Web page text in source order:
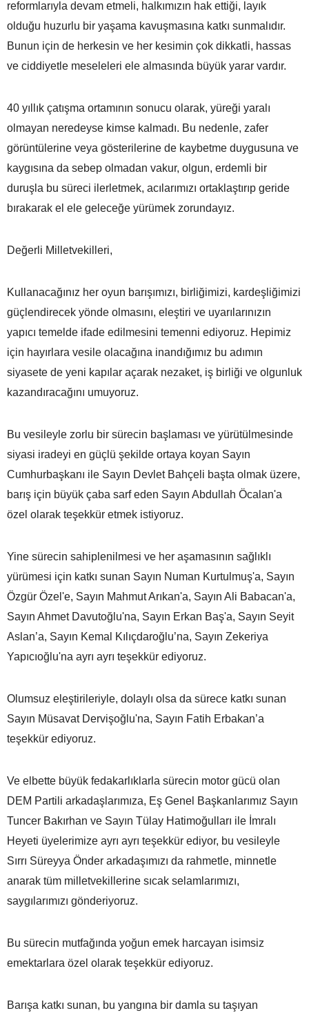
reformlarıyla devam etmeli, halkımızın hak ettiği, layık
olduğu huzurlu bir yaşama kavuşmasına katkı sunmalıdır.
Bunun için de herkesin ve her kesimin çok dikkatli, hassas
ve ciddiyetle meseleleri ele almasında büyük yarar vardır.
40 yıllık çatışma ortamının sonucu olarak, yüreği yaralı
olmayan neredeyse kimse kalmadı. Bu nedenle, zafer
görüntülerine veya gösterilerine de kaybetme duygusuna ve
kaygısına da sebep olmadan vakur, olgun, erdemli bir
duruşla bu süreci ilerletmek, acılarımızı ortaklaştırıp geride
bırakarak el ele geleceğe yürümek zorundayız.
Değerli Milletvekilleri,
Kullanacağınız her oyun barışımızı, birliğimizi, kardeşliğimizi
güçlendirecek yönde olmasını, eleştiri ve uyarılarınızın
yapıcı temelde ifade edilmesini temenni ediyoruz. Hepimiz
için hayırlara vesile olacağına inandığımız bu adımın
siyasete de yeni kapılar açarak nezaket, iş birliği ve olgunluk
kazandıracağını umuyoruz.
Bu vesileyle zorlu bir sürecin başlaması ve yürütülmesinde
siyasi iradeyi en güçlü şekilde ortaya koyan Sayın
Cumhurbaşkanı ile Sayın Devlet Bahçeli başta olmak üzere,
barış için büyük çaba sarf eden Sayın Abdullah Öcalan'a
özel olarak teşekkür etmek istiyoruz.
Yine sürecin sahiplenilmesi ve her aşamasının sağlıklı
yürümesi için katkı sunan Sayın Numan Kurtulmuş'a, Sayın
Özgür Özel'e, Sayın Mahmut Arıkan'a, Sayın Ali Babacan'a,
Sayın Ahmet Davutoğlu'na, Sayın Erkan Baş'a, Sayın Seyit
Aslan’a, Sayın Kemal Kılıçdaroğlu’na, Sayın Zekeriya
Yapıcıoğlu'na ayrı ayrı teşekkür ediyoruz.
Olumsuz eleştirileriyle, dolaylı olsa da sürece katkı sunan
Sayın Müsavat Dervişoğlu'na, Sayın Fatih Erbakan’a
teşekkür ediyoruz.
Ve elbette büyük fedakarlıklarla sürecin motor gücü olan
DEM Partili arkadaşlarımıza, Eş Genel Başkanlarımız Sayın
Tuncer Bakırhan ve Sayın Tülay Hatimoğulları ile İmralı
Heyeti üyelerimize ayrı ayrı teşekkür ediyor, bu vesileyle
Sırrı Süreyya Önder arkadaşımızı da rahmetle, minnetle
anarak tüm milletvekillerine sıcak selamlarımızı,
saygılarımızı gönderiyoruz.
Bu sürecin mutfağında yoğun emek harcayan isimsiz
emektarlara özel olarak teşekkür ediyoruz.
Barışa katkı sunan, bu yangına bir damla su taşıyan